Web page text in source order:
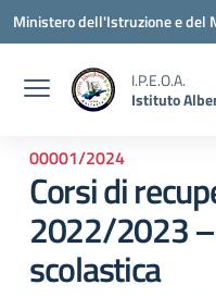
Vai ai contenuti
Vai al menu di navigazione
Vai al footer
Ministero dell'Istruzione e del
I.P.E.O.A.
Istituto
00001/2024
Corsi di
2022/2023
scolastica